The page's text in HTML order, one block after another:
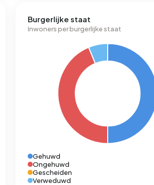
Burgerlijke staat
Inwoners per burgerlijke staat
Gehuwd
Ongehuwd
Gescheiden
Verweduwd